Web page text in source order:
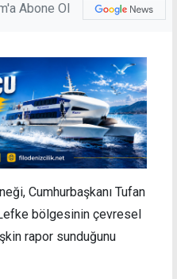
Abone Ol
Cumhurbaşkanı Tufan
bölgesinin çevresel
rapor sunduğunu